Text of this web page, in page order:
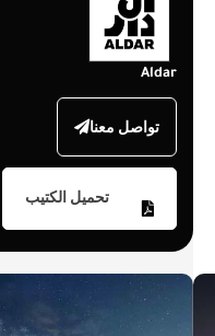
Aldar
تواصل معنا
تحميل الكتيب